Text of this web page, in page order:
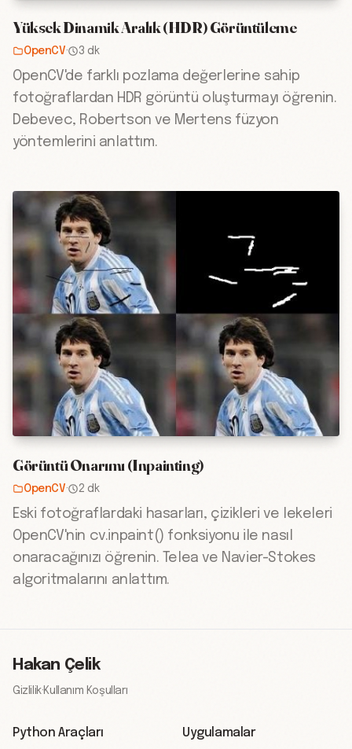
Yüksek Dinamik Aralık (HDR) Görüntüleme
OpenCV· 3 dk
OpenCV'de farklı pozlama değerlerine sahip
fotoğraflardan HDR görüntü oluşturmayı öğrenin.
Debevec, Robertson ve Mertens füzyon
yöntemlerini anlattım.
Görüntü Onarımı (Inpainting)
OpenCV· 2 dk
Eski fotoğraflardaki hasarları, çizikleri ve lekeleri
OpenCV'nin cv.inpaint() fonksiyonu ile nasıl
onaracağınızı öğrenin. Telea ve Navier-Stokes
algoritmalarını anlattım.
Hakan Çelik
Gizlilik·Kullanım Koşulları
Python Araçları Uygulamalar